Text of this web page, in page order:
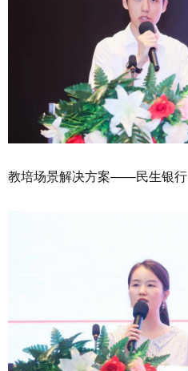
教培场景解决方案——民生银行